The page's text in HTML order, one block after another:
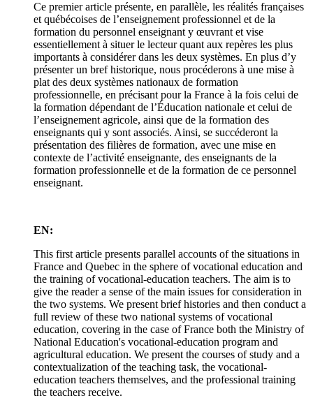
Ce premier article présente, en parallèle, les réalités françaises
et québécoises de l’enseignement professionnel et de la
formation du personnel enseignant y œuvrant et vise
essentiellement à situer le lecteur quant aux repères les plus
importants à considérer dans les deux systèmes. En plus d’y
présenter un bref historique, nous procéderons à une mise à
plat des deux systèmes nationaux de formation
professionnelle, en précisant pour la France à la fois celui de
la formation dépendant de l’Éducation nationale et celui de
l’enseignement agricole, ainsi que de la formation des
enseignants qui y sont associés. Ainsi, se succéderont la
présentation des filières de formation, avec une mise en
contexte de l’activité enseignante, des enseignants de la
formation professionnelle et de la formation de ce personnel
enseignant.
EN:
This first article presents parallel accounts of the situations in
France and Quebec in the sphere of vocational education and
the training of vocational-education teachers. The aim is to
give the reader a sense of the main issues for consideration in
the two systems. We present brief histories and then conduct a
full review of these two national systems of vocational
education, covering in the case of France both the Ministry of
National Education's vocational-education program and
agricultural education. We present the courses of study and a
contextualization of the teaching task, the vocational-
education teachers themselves, and the professional training
the teachers receive.